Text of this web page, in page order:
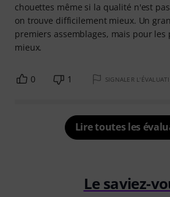
chouettes même si la qualité n'est
on trouve difficilement mieux. Un
premiers assemblages, mais pour les
mieux.
0 1 SIGNALER
Lire toutes les
Le saviez-